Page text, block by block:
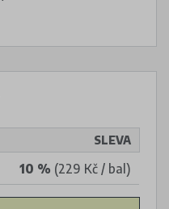
SLEVA
10 % (229 Kč / bal)